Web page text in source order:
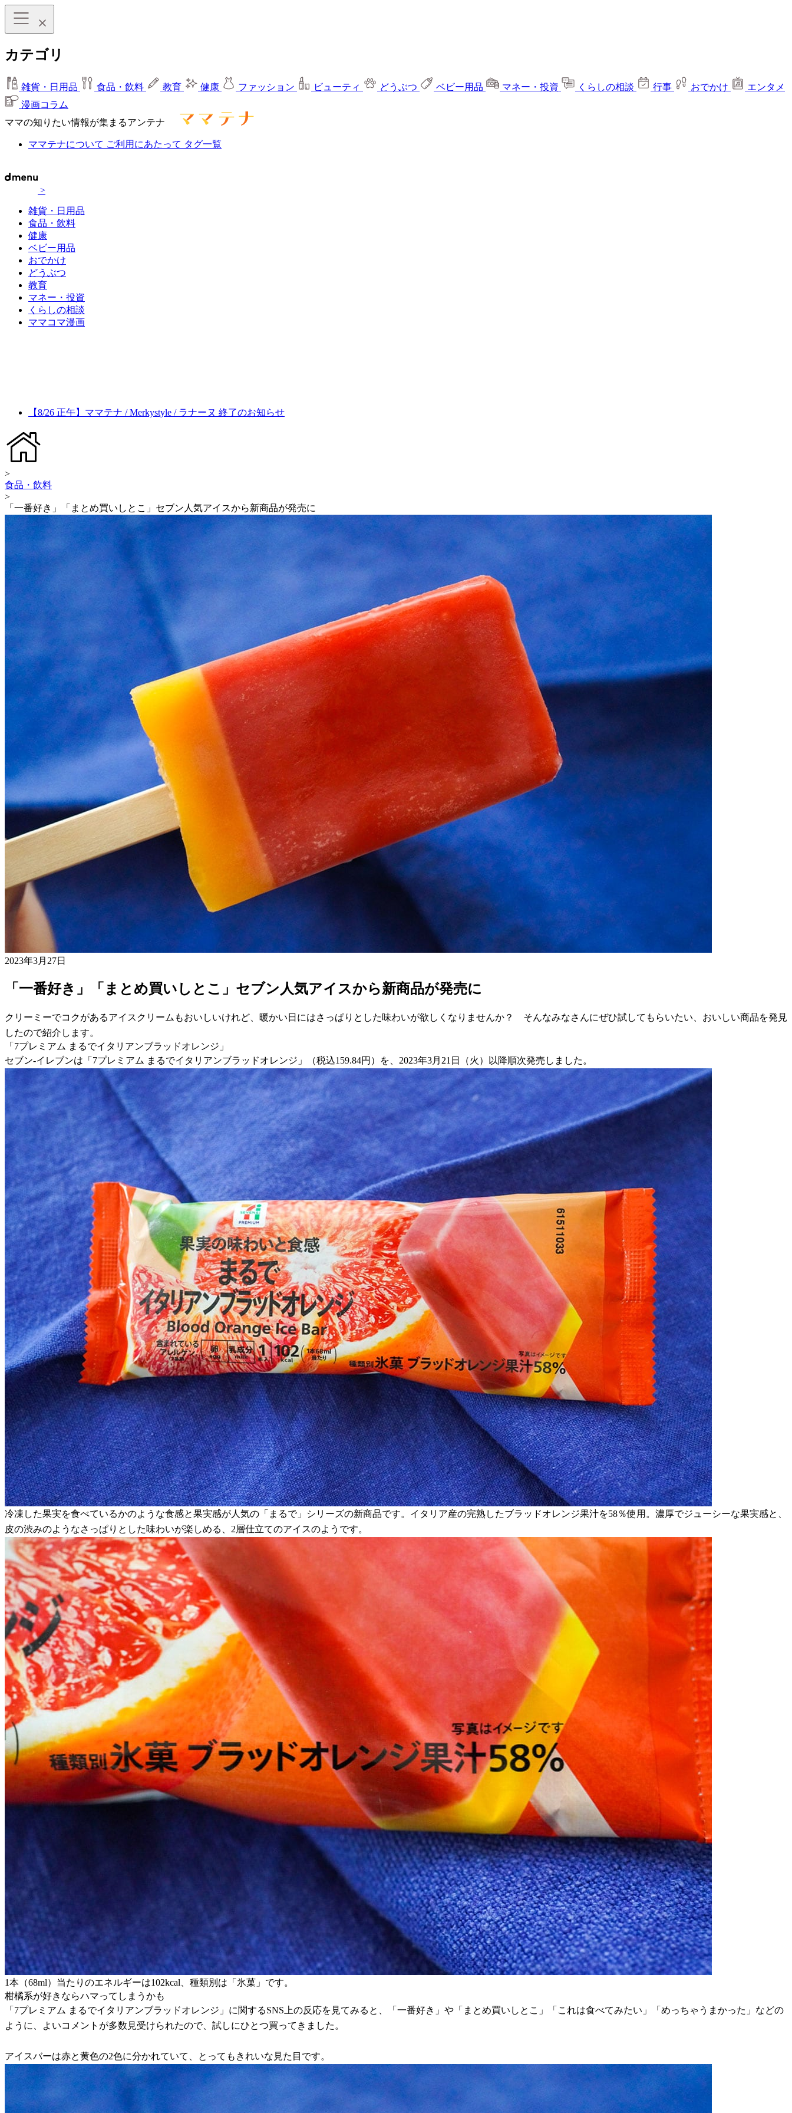
カテゴリ
雑貨・日用品 食品・飲料 教育 健康 ファッション ビューティ どうぶつ ベビー用品 マネー・投資 くらしの相談 行事 おでかけ
エンタメ
漫画コラム
ママの知りたい情報が集まるアンテナ
ママテナについて ご利用にあたって タグ一覧
>
雑貨・日用品
食品・飲料
健康
ベビー用品
おでかけ
どうぶつ
教育
マネー・投資
くらしの相談
ママコマ漫画
【8/26 正午】ママテナ / Merkystyle / ラナーヌ 終了のお知らせ
>
食品・飲料
>
「一番好き」「まとめ買いしとこ」セブン人気アイスから新商品が発売に
2023年3月27日
「一番好き」「まとめ買いしとこ」セブン人気アイスから新商品が発売に
クリーミーでコクがあるアイスクリームもおいしいけれど、暖かい日にはさっぱりとした味わいが欲しくなりませんか？ そんなみなさんにぜひ試してもらいたい、おいしい商品を発見
したので紹介します。
「7プレミアム まるでイタリアンブラッドオレンジ」
セブン-イレブンは「7プレミアム まるでイタリアンブラッドオレンジ」（税込159.84円）を、2023年3月21日（火）以降順次発売しました。
冷凍した果実を食べているかのような食感と果実感が人気の「まるで」シリーズの新商品です。イタリア産の完熟したブラッドオレンジ果汁を58％使用。濃厚でジューシーな果実感と、
皮の渋みのようなさっぱりとした味わいが楽しめる、2層仕立てのアイスのようです。
1本（68ml）当たりのエネルギーは102kcal、種類別は「氷菓」です。
柑橘系が好きならハマってしまうかも
「7プレミアム まるでイタリアンブラッドオレンジ」に関するSNS上の反応を見てみると、「一番好き」や「まとめ買いしとこ」「これは食べてみたい」「めっちゃうまかった」などの
ように、よいコメントが多数見受けられたので、試しにひとつ買ってきました。
アイスバーは赤と黄色の2色に分かれていて、とってもきれいな見た目です。